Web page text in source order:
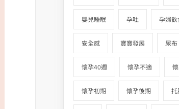
嬰兒睡眠 孕吐 孕婦飲
安全感 寶寶發展 尿布
懷孕40週 懷孕不適
懷孕初期 懷孕後期 托